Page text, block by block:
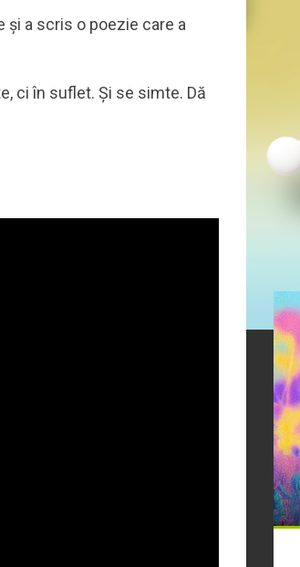
și a scris o poezie care a
ci în suflet. Și se simte. Dă